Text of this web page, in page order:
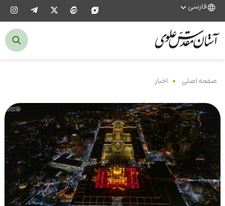
فارسی
صفحه اصلی اخبار